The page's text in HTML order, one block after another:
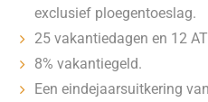
exclusief ploegentoeslag.
25 vakantiedagen en 12
8% vakantiegeld.
Een eindejaarsuitkering